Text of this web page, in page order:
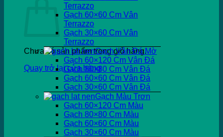
Chưa có sản phẩm trong giỏ hàng.
Quay trở lại cửa hàng
Terrazzo
Gạch 60×60 Cm Vân
Terrazzo
Gạch 30×60 Cm Vân
Terrazzo
Gạch Vân Đá Mờ
Gạch 60×120 Cm Vân Đá
Gạch 80×80 Cm Vân Đá
Gạch 60×60 Cm Vân Đá
Gạch 30×60 Cm Vân Đá
Gạch Màu Trơn
Gạch 60×120 Cm Màu
Gạch 80×80 Cm Màu
Gạch 60×60 Cm Màu
Gạch 30×60 Cm Màu